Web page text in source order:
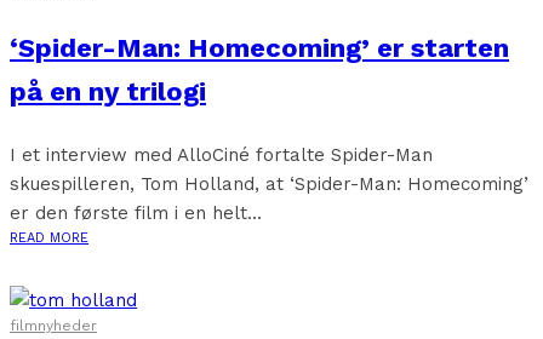
‘Spider-Man: Homecoming’ er starten
på en ny trilogi
I et interview med AlloCiné fortalte Spider-Man
skuespilleren, Tom Holland, at ‘Spider-Man: Homecoming’
er den første film i en helt...
READ MORE
filmnyheder